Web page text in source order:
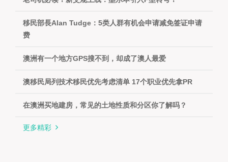
移民部長Alan Tudge：5类人群有机会申请减免签证申请
费
澳洲有一个地方GPS搜不到，却成了澳人最爱
澳移民局列技术移民优先考虑清单 17个职业优先拿PR
在澳洲买地建房，常见的土地性质和分区你了解吗？
更多精彩